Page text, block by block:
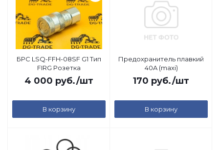
БРС LSQ-FFH-08SF G1 Тип
FIRG Розетка
4 000 руб./шт
В корзину
Предохранитель плавкий
40A (maxi)
170 руб./шт
В корзину